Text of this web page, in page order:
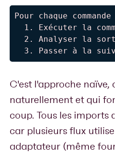
Pour chaque
1. Exécuter la
2. Analyser la
3. Passer à la
C'est l'approche naïve,
naturellement et qui
coup. Tous les imports
car plusieurs flux
adaptateur (même